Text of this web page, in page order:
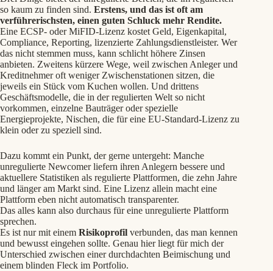
so kaum zu finden sind. Erstens, und das ist oft am
verführerischsten, einen guten Schluck mehr Rendite.
Eine ECSP- oder MiFID-Lizenz kostet Geld, Eigenkapital,
Compliance, Reporting, lizenzierte Zahlungsdienstleister. Wer
das nicht stemmen muss, kann schlicht höhere Zinsen
anbieten. Zweitens kürzere Wege, weil zwischen Anleger und
Kreditnehmer oft weniger Zwischenstationen sitzen, die
jeweils ein Stück vom Kuchen wollen. Und drittens
Geschäftsmodelle, die in der regulierten Welt so nicht
vorkommen, einzelne Bauträger oder spezielle
Energieprojekte, Nischen, die für eine EU-Standard-Lizenz zu
klein oder zu speziell sind.
Dazu kommt ein Punkt, der gerne untergeht: Manche
unregulierte Newcomer liefern ihren Anlegern bessere und
aktuellere Statistiken als regulierte Plattformen, die zehn Jahre
und länger am Markt sind. Eine Lizenz allein macht eine
Plattform eben nicht automatisch transparenter.
Das alles kann also durchaus für eine unregulierte Plattform
sprechen.
Es ist nur mit einem Risikoprofil verbunden, das man kennen
und bewusst eingehen sollte. Genau hier liegt für mich der
Unterschied zwischen einer durchdachten Beimischung und
einem blinden Fleck im Portfolio.